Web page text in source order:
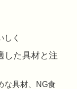
しく
した具材と注
な具材、NG食